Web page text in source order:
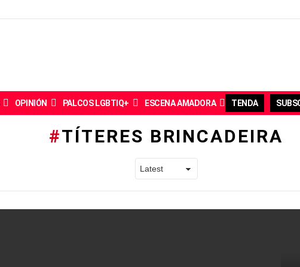
OPINIÓN PALCOS LGBTIQ+ ESCENA AMADORA TENDA
TÍTERES BRINCADEIRA